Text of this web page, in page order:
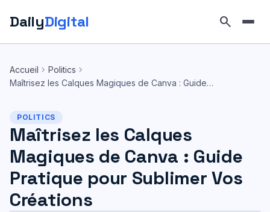
DailyDigital search
contenu
Accueil chevron_right Politics chevron_right
Maîtrisez les Calques Magiques de Canva : Guide…
POLITICS
Maîtrisez les Calques
Magiques de Canva : Guide
Pratique pour Sublimer Vos
Créations